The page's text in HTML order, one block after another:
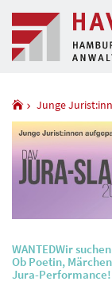
Junge
WANTEDWir
Ob Poetin,
Jura-Performance!